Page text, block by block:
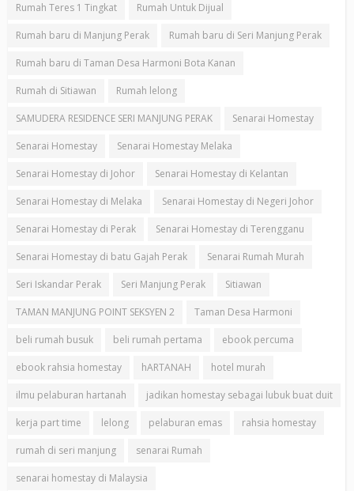
Rumah Teres 1 Tingkat Rumah Untuk Dijual
Rumah baru di Manjung Perak Rumah baru di Seri Manjung Perak
Rumah baru di Taman Desa Harmoni Bota Kanan
Rumah di Sitiawan Rumah lelong
SAMUDERA RESIDENCE SERI MANJUNG PERAK Senarai Homestay
Senarai Homestay Senarai Homestay Melaka
Senarai Homestay di Johor Senarai Homestay di Kelantan
Senarai Homestay di Melaka Senarai Homestay di Negeri Johor
Senarai Homestay di Perak Senarai Homestay di Terengganu
Senarai Homestay di batu Gajah Perak Senarai Rumah Murah
Seri Iskandar Perak Seri Manjung Perak Sitiawan
TAMAN MANJUNG POINT SEKSYEN 2 Taman Desa Harmoni
beli rumah busuk beli rumah pertama ebook percuma
ebook rahsia homestay hARTANAH hotel murah
ilmu pelaburan hartanah jadikan homestay sebagai lubuk buat duit
kerja part time lelong pelaburan emas rahsia homestay
rumah di seri manjung senarai Rumah
senarai homestay di Malaysia